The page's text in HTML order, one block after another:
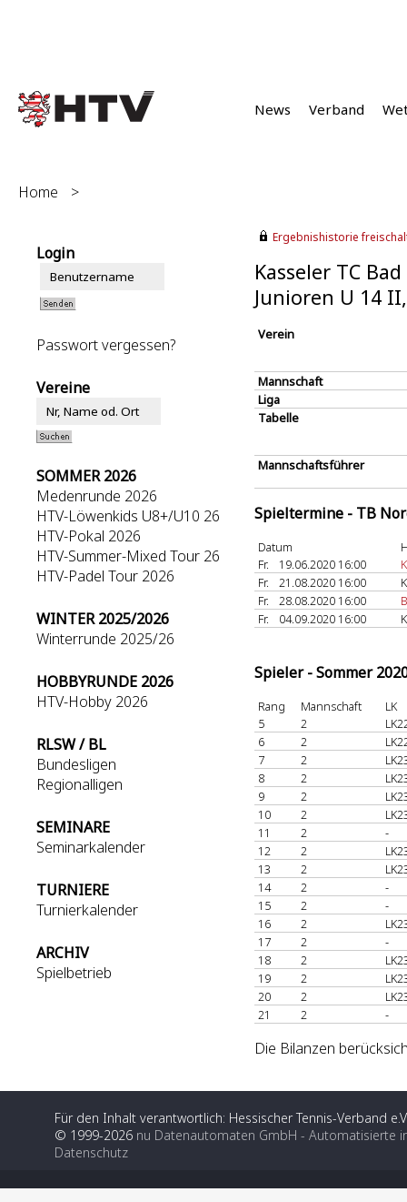
News Verband
Home >
Login
Passwort vergessen?
Vereine
SOMMER 2026
Medenrunde 2026
HTV-Löwenkids U8+/U10 26
HTV-Pokal 2026
HTV-Summer-Mixed Tour 26
HTV-Padel Tour 2026
WINTER 2025/2026
Winterrunde 2025/26
HOBBYRUNDE 2026
HTV-Hobby 2026
RLSW / BL
Bundesligen
Regionalligen
SEMINARE
Seminarkalender
TURNIERE
Turnierkalender
ARCHIV
Spielbetrieb
Ergebnishistorie
Kasseler TC
Junioren U 14
Verein
Mannschaft
Liga
Tabelle
Mannschaftsführer
Spieltermine - TB
Datum
Fr.
19.06.2020 16:00
Fr.
21.08.2020 16:00
Fr.
28.08.2020 16:00
Fr.
04.09.2020 16:00
Spieler - Sommer
Rang Mannschaft
LK
5
2
6
2
7
2
8
2
9
2
10
2
11
2
-
12
2
13
2
14
2
-
15
2
-
16
2
17
2
-
18
2
19
2
20
2
21
2 -
Die Bilanzen
Für den Inhalt verantwortlich: Hessischer Tennis-Verband
© 1999-2026 nu Datenautomaten GmbH - Automatisierte
Datenschutz